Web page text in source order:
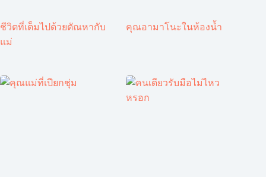
ชีวิตที่เต็มไปด้วยตัณหากับ
แม่
คุณอามาโนะในห้องน้ำ